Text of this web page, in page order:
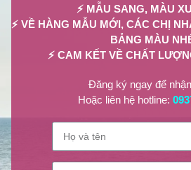
⚡ MẪU SANG, MÀU
⚡ VỀ HÀNG MẪU MỚI, CÁC CHỊ
BẢNG MÀU
⚡ CAM KẾT VỀ CHẤT
Đăng ký ngay để
Hoặc liên hệ hotline: